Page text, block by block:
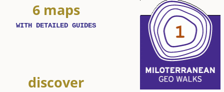
6 maps
WITH DETAILED GUIDES
discover